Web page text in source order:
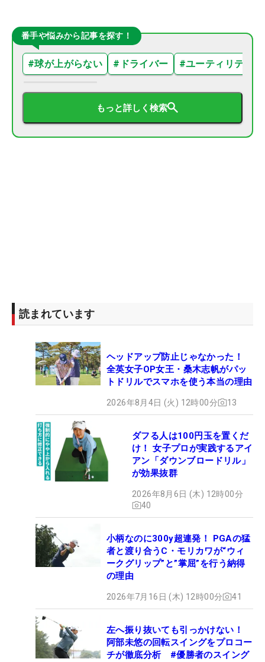
番手や悩みから記事を探す！
#球が上がらない # ドライバー #ユーティリティ
もっと詳しく検索
読まれています
ヘッドアップ防止じゃなかった！
全英女子OP女王・桑木志帆がパッ
トドリルでスマホを使う本当の理由
2026年8月4日 (火) 12時00分 13
ダフる人は100円玉を置くだ
け！ 女子プロが実践するアイ
アン「ダウンブロードリル」
が効果抜群
2026年8月6日 (木) 12時00分
40
小柄なのに300y超連発！ PGAの猛
者と渡り合うC・モリカワが“ウィ
ークグリップ”と”掌屈”を行う納得
の理由
2026年7月16日 (木) 12時00分 41
左へ振り抜いても引っかけない！
阿部未悠の回転スイングをプロコー
チが徹底分析 #優勝者のスイング